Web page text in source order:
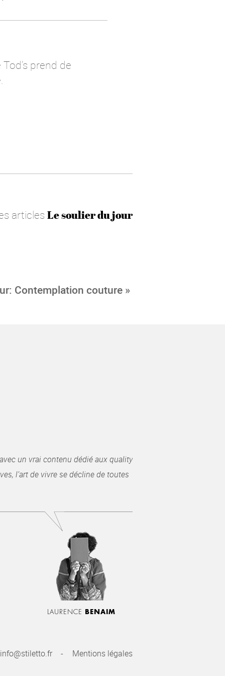
prend de
articles Le soulier du jour
Contemplation couture »
un vrai contenu dédié aux quality
l’art de vivre se décline de toutes
LAURENCE BENAIM
info@stiletto.fr Mentions légales